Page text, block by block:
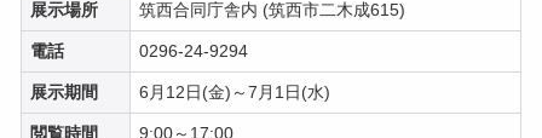
展示場所 筑西合同庁舎内 (筑西市二木成615)
電話 0296-24-9294
展示期間 6月12日(金)～7月1日(水)
閲覧時間 9:00～17:00